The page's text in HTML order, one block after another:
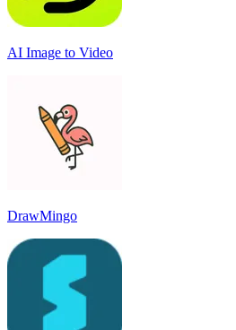
AI Image to Video
DrawMingo